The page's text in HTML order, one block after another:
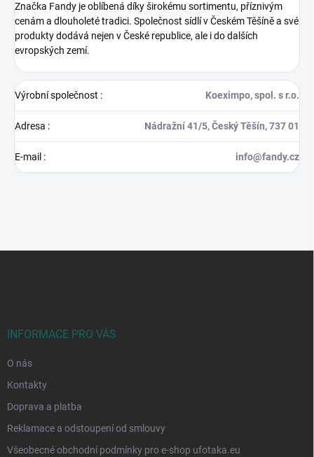
Značka Fandy je oblíbená díky širokému sortimentu, příznivým
cenám a dlouholeté tradici. Společnost sídlí v Českém Těšíně a své
produkty dodává nejen v České republice, ale i do dalších
evropských zemí.
Výrobní společnost : Koeximpo, spol. s r.o.
Adresa : Nádražní 41/5, Český Těšín, 737 01
E-mail : info@fandy.cz
INFORMACE PRO VÁS
O nás
Kontakty
Doprava a platba
Reklamace a odstoupení od smlouvy
Všeobecné obchodní podmínky pro e-shop ufotaka.eu